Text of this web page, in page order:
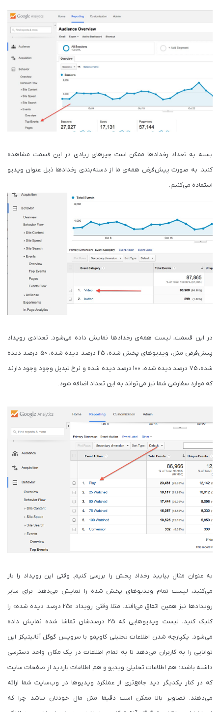
بسته به تعداد رخدادها ممکن است چیزهای زیادی در این قسمت مشاهده
کنید. به صورت پیش‌فرض همه‌ی ما از دسته‌بندی رخدادها ذیل عنوان ویدیو
استفاده می‌کنیم.
در این قسمت، لیست همه‌ی رخدادها نمایش داده می‌شود. تعدادی رویداد
پیش‌فرض مثل، ویدیوهای پخش شده، 25 درصد دیده شده، 50 درصد دیده
شده، 75 درصد دیده شده، 100 درصد دیده شده و نرخ تبدیل وجود وجود دارند
که موارد سفارشی شما نیز می‌تواند به این تعداد اضافه شود.
به عنوان مثال بیایید رخداد پخش را بررسی کنیم. وقتی این رویداد را باز
می‌کنید، لیست تمام ویدیوهای پخش شده را نمایش می‌دهد. برای سایر
رویدادها نیز همین اتفاق می‌افتد. مثلا وقتی رویداد «25 درصد دیده شده» را
کلیک کنید، لیست ویدیوهایی که 25 درصدشان تماشا شده نمایش داده
می‌شود. یکپارچه شدن اطلاعات تحلیلی کاویمو با سرویس گوگل آنالیتیکز این
توانایی را به کاربران می‌دهد تا به تمام اطلاعات در یک مکان واحد دسترسی
داشته باشند؛ هم اطلاعات تحلیلی ویدیو و هم اطلاعات بازدید از صفحات سایت
که در کنار یکدیگر دید جامع‌تری از عملکرد ویدیوها در وب‌سایت شما ارائه
می‌دهند. تصاویر بالا ممکن است دقیقا مثل مال خودتان نباشد چرا که